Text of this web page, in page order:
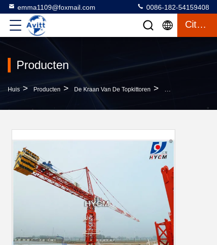
emma1109@foxmail.com 0086-182-54159408
Citaat
Producten
Huis > Producten > De Kraan Van De Topkittoren > Hammerhead